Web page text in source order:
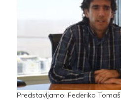
Predstavljamo: Federiko